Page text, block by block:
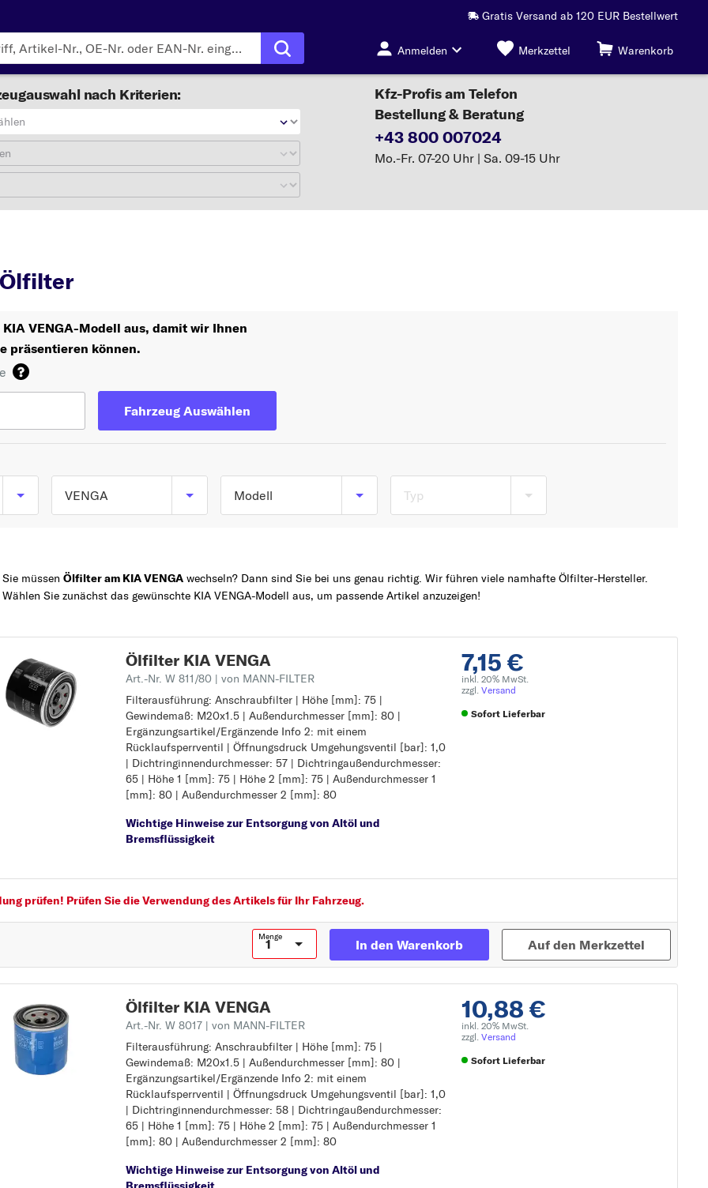
Gratis Versand ab 120 EUR Bestellwert
Anmelden Merkzettel Warenkorb
nach Kriterien:
Kfz-Profis am Telefon
Bestellung & Beratung
+43 800 007024
Mo.-Fr. 07-20 Uhr | Sa. 09-15 Uhr
VENGA-Modell aus, damit wir Ihnen
präsentieren können.
Fahrzeug Auswählen
VENGA
SPORTAGE
C
CARENS
CARNIVAL
CARNIVAL / GRAND
CARNIVAL
O
OPTIMA
PICANTO
PRO CEE D
PRO CEE´D
R
Modell Typ
Sie müssen Ölfilter am KIA VENGA wechseln? Dann sind Sie bei uns genau richtig. Wir führen viele namhafte Ölfilter-Hersteller.
Wählen Sie zunächst das gewünschte KIA VENGA-Modell aus, um passende Artikel anzuzeigen!
7,15 €
inkl. 20% MwSt.
zzgl. Versand
Sofort Lieferbar
Ölfilter KIA VENGA
Art.-Nr. W 811/80 | von MANN-FILTER
Filterausführung: Anschraubfilter | Höhe [mm]: 75 |
Gewindemaß: M20x1.5 | Außendurchmesser [mm]: 80 |
Ergänzungsartikel/Ergänzende Info 2: mit einem
Rücklaufsperrventil | Öffnungsdruck Umgehungsventil [bar]: 1,0
| Dichtringinnendurchmesser: 57 | Dichtringaußendurchmesser:
65 | Höhe 1 [mm]: 75 | Höhe 2 [mm]: 75 | Außendurchmesser 1
[mm]: 80 | Außendurchmesser 2 [mm]: 80
Wichtige Hinweise zur Entsorgung von Altöl und
Bremsflüssigkeit
Filterausführung: Anschraubfilter
Höhe [mm]: 75
Gewindemaß: M20x1.5
Außendurchmesser [mm]: 80
Ergänzungsartikel/Ergänzende Info 2: mit einem
Rücklaufsperrventil
Öffnungsdruck Umgehungsventil [bar]: 1,0
Dichtringaußendurchmesser: 65
Höhe 1 [mm]: 75
prüfen! Prüfen Sie die Verwendung des Artikels für Ihr Fahrzeug.
Menge
In den Warenkorb Auf den Merkzettel
10,88 €
inkl. 20% MwSt.
zzgl. Versand
Sofort Lieferbar
Ölfilter KIA VENGA
Art.-Nr. W 8017 | von MANN-FILTER
Filterausführung: Anschraubfilter | Höhe [mm]: 75 |
Gewindemaß: M20x1.5 | Außendurchmesser [mm]: 80 |
Ergänzungsartikel/Ergänzende Info 2: mit einem
Rücklaufsperrventil | Öffnungsdruck Umgehungsventil [bar]: 1,0
| Dichtringinnendurchmesser: 58 | Dichtringaußendurchmesser:
65 | Höhe 1 [mm]: 75 | Höhe 2 [mm]: 75 | Außendurchmesser 1
[mm]: 80 | Außendurchmesser 2 [mm]: 80
Wichtige Hinweise zur Entsorgung von Altöl und
Filterausführung: Anschraubfilter
Höhe [mm]: 75
Gewindemaß: M20x1.5
Außendurchmesser [mm]: 80
Ergänzungsartikel/Ergänzende Info 2: mit einem
Rücklaufsperrventil
Öffnungsdruck Umgehungsventil [bar]: 1,0
Dichtringaußendurchmesser: 65